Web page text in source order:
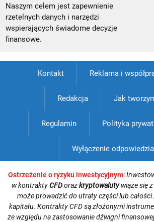
Naszym celem jest zapewnienie
rzetelnych danych i narzędzi
wspierających świadome decyzje
finansowe.
Kontakt Reklama i
Redakcja Jak
Regulamin Polityka
Wyłączenie
Ostrzeżenie o ryzyku inwestycyjnym:
w kontraktyCFDorazkryptowalutywiąże się
może prowadzić do utraty części lub
kapitału. Kontrakty CFD są złożonymi
ze względu na zastosowanie dźwigni